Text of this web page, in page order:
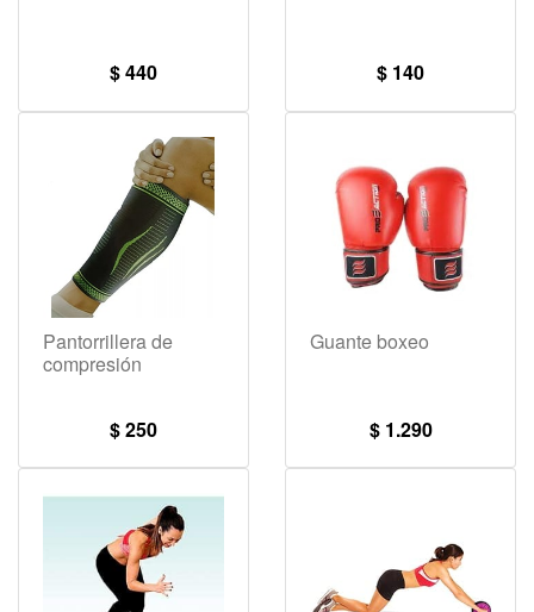
$ 440 $ 140
Pantorrillera de
compresión
$ 250
Guante boxeo
$ 1.290